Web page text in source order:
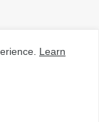
വാണിജ്യം,
Learn